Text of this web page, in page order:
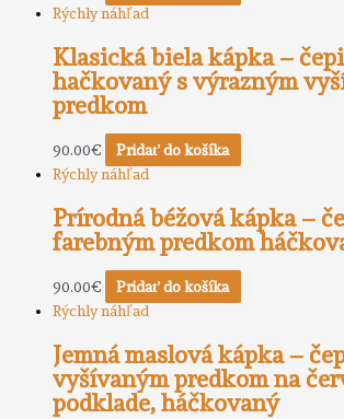
Rýchly náhľad
Klasická biela kápka –
hačkovaný s výrazným
predkom
90.00€
Pridať do košíka
Rýchly náhľad
Prírodná béžová kápka –
farebným predkom
90.00€
Pridať do košíka
Rýchly náhľad
Jemná maslová kápka –
vyšívaným predkom na
podklade, háčkovaný